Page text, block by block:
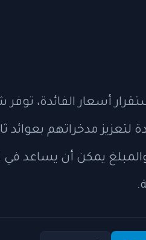
أسعار الفائدة، توفر
لتعزيز مدخراتهم بعوائد
يمكن أن يساعد في